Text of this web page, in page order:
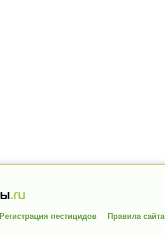
Регистрация пестицидов Правила сайта